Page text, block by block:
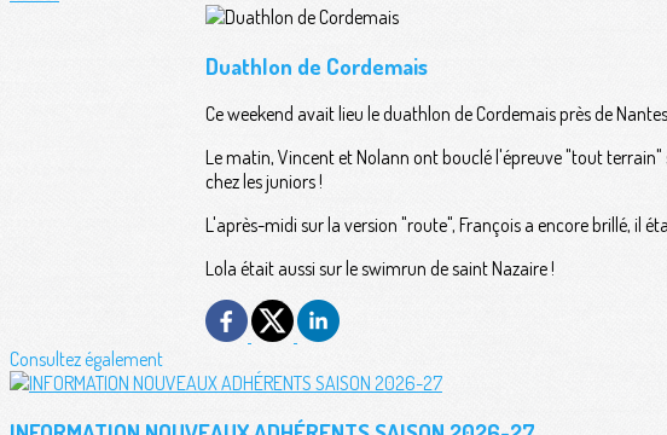
Duathlon de Cordemais
Ce weekend avait lieu le duathlon de Cordemais près de
Le matin, Vincent et Nolann ont bouclé l'épreuve "tout
chez les juniors !
L'après-midi sur la version "route", François a encore brillé, il
Lola était aussi sur le swimrun de saint Nazaire !
Consultez également